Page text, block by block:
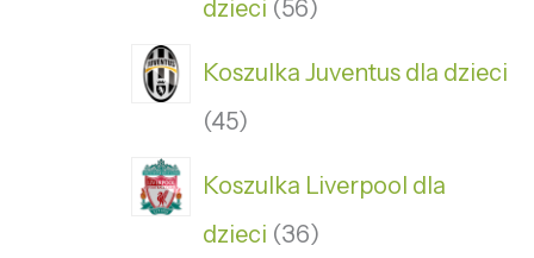
dzieci 56
Koszulka Juventus dla dzieci
45
Koszulka Liverpool dla
dzieci 36